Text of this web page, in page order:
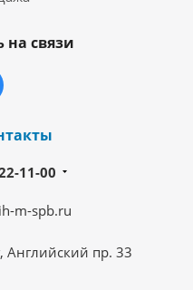
на связи
11-00
m-spb.ru
Английский пр. 33